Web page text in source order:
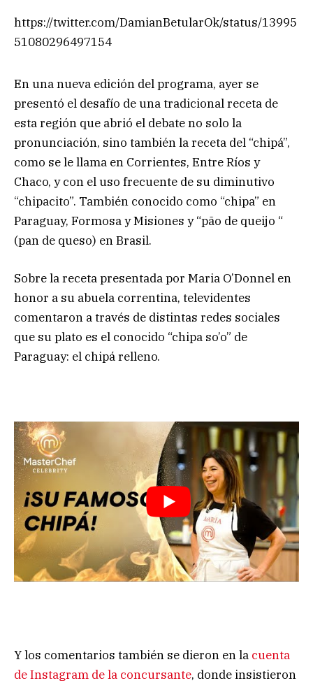
https://twitter.com/DamianBetularOk/status/13995
51080296497154
En una nueva edición del programa, ayer se
presentó el desafío de una tradicional receta de
esta región que abrió el debate no solo la
pronunciación, sino también la receta del “chipá”,
como se le llama en Corrientes, Entre Ríos y
Chaco, y con el uso frecuente de su diminutivo
“chipacito”. También conocido como “chipa” en
Paraguay, Formosa y Misiones y “pão de queijo “
(pan de queso) en Brasil.
Sobre la receta presentada por Maria O’Donnel en
honor a su abuela correntina, televidentes
comentaron a través de distintas redes sociales
que su plato es el conocido “chipa so’o” de
Paraguay: el chipá relleno.
Y los comentarios también se dieron en la cuenta
de Instagram de la concursante, donde insistieron